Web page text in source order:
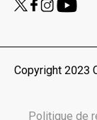
Copyright 2023
Politique de
Vous
as...